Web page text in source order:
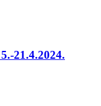
21.4.2024.